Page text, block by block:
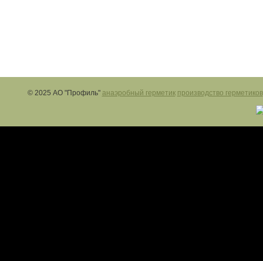
© 2025 АО "Профиль" анаэробный герметик производство герметиков